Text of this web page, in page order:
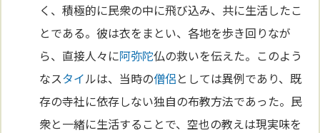
く、積極的に民衆の中に飛び込み、共に生活したこ
とである。彼は衣をまとい、各地を歩き回りなが
ら、直接人々に阿弥陀仏の救いを伝えた。このよう
なスタイルは、当時の僧侶としては異例であり、既
存の寺社に依存しない独自の布教方法であった。民
衆と一緒に生活することで、空也の教えは現実味を